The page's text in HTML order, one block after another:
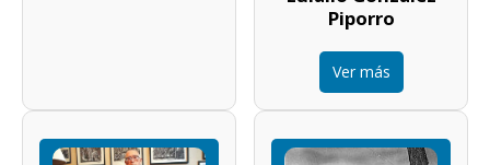
Piporro
Ver más